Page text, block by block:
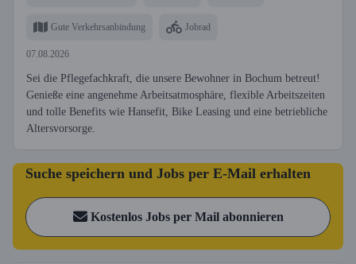
Gute Verkehrsanbindung Jobrad
07.08.2026
Sei die Pflegefachkraft, die unsere Bewohner in Bochum betreut!
Genieße eine angenehme Arbeitsatmosphäre, flexible Arbeitszeiten
und tolle Benefits wie Hansefit, Bike Leasing und eine betriebliche
Altersvorsorge.
Suche speichern und Jobs per E-Mail erhalten
Kostenlos Jobs per Mail abonnieren